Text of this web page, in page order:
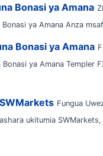
Bonasi ya Amana
Bonasi ya Amana Anza
Bonasi ya Amana
ya Amana Templer
Fungua
ukitumia